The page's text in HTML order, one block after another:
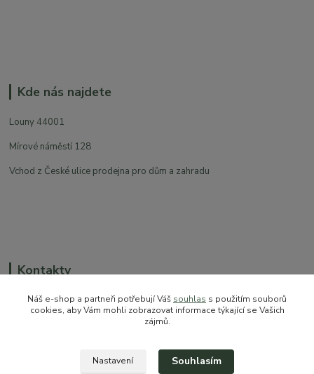
Kde nás najdete
Louny 44001
Mírové náměstí 128
Vchod z České ulice prodejna pro dům a zahradu
Kontakty
sales@prokytky.cz
Náš e-shop a partneři potřebují Váš souhlas s použitím souborů
cookies, aby Vám mohli zobrazovat informace týkající se Vašich
zájmů.
Nastavení Souhlasím